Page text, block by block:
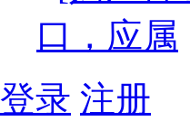
口，应属
登录 注册